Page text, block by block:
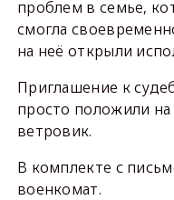
проблем в семье,
смогла
на неё открыли
Приглашение к
просто положили
ветровик.
В комплекте с
военкомат.